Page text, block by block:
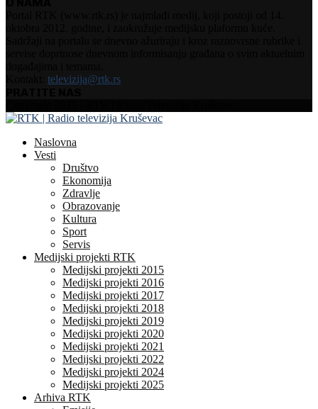
televizija@rtk.rs
Naslovna
Vesti
Društvo
Ekonomija
Zdravlje
Obrazovanje
Kultura
Sport
Servis
Medijski projekti RTK
Medijski projekti 2015
Medijski projekti 2016
Medijski projekti 2017
Medijski projekti 2018
Medijski projekti 2019
Medijski projekti 2020
Medijski projekti 2021
Medijski projekti 2022
Medijski projekti 2024
Medijski projekti 2025
Arhiva RTK